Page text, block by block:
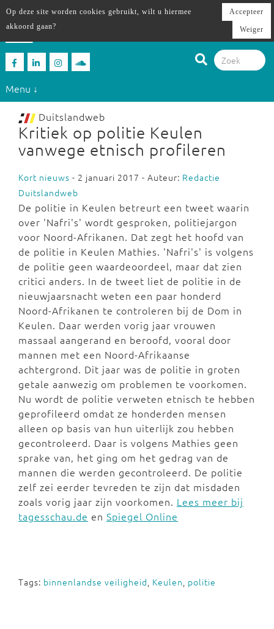
Menu ↓
Duitslandweb
Kritiek op politie Keulen
vanwege etnisch profileren
Kort nieuws - 2 januari 2017 - Auteur: Redactie
Duitslandweb
De politie in Keulen betreurt een tweet waarin
over 'Nafri's' wordt gesproken, politiejargon
voor Noord-Afrikanen. Dat zegt het hoofd van
de politie in Keulen Mathies. 'Nafri's' is volgens
de politie geen waardeoordeel, maar dat zien
critici anders. In de tweet liet de politie in de
nieuwjaarsnacht weten een paar honderd
Noord-Afrikanen te controleren bij de Dom in
Keulen. Daar werden vorig jaar vrouwen
massaal aangerand en beroofd, vooral door
mannen met een Noord-Afrikaanse
achtergrond. Dit jaar was de politie in groten
getale aanwezig om problemen te voorkomen.
Nu wordt de politie verweten etnisch te hebben
geprofileerd omdat ze honderden mensen
alleen op basis van hun uiterlijk zou hebben
gecontroleerd. Daar is volgens Mathies geen
sprake van, het ging om het gedrag van de
mannen die werden gecontroleerd. De politie
zelf zei eerder tevreden te zijn dat misdaden
zoals vorig jaar zijn voorkomen. Lees meer bij
tagesschau.de en Spiegel Online
Tags: binnenlandse veiligheid, Keulen, politie
Op deze site worden cookies gebruikt, wilt u hiermee
akkoord gaan?
Accepteer
Weiger